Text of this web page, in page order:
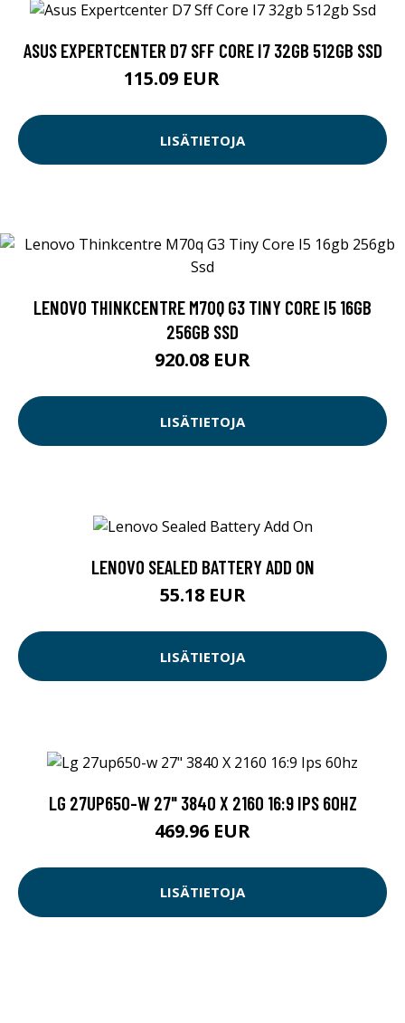
ASUS EXPERTCENTER D7 SFF CORE I7 32GB 512GB SSD
115.09 EUR
LISÄTIETOJA
LENOVO THINKCENTRE M70Q G3 TINY CORE I5 16GB
256GB SSD
920.08 EUR
LISÄTIETOJA
LENOVO SEALED BATTERY ADD ON
55.18 EUR
LISÄTIETOJA
LG 27UP650-W 27" 3840 X 2160 16:9 IPS 60HZ
469.96 EUR
LISÄTIETOJA